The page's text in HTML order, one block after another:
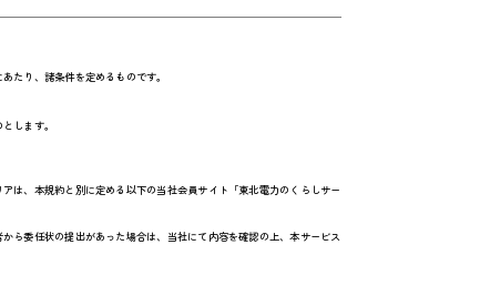
たり、諸条件を定めるものです。
します。
は、本規約と別に定める以下の当社会員サイト「東北電力のくらしサー
ら委任状の提出があった場合は、当社にて内容を確認の上、本サービス